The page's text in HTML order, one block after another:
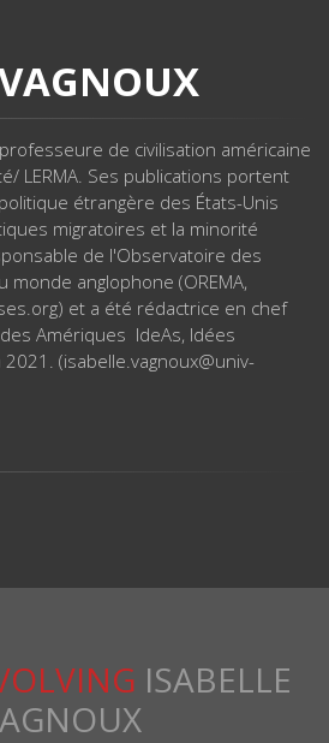
de civilisation américaine
LERMA. Ses publications portent
étrangère des États-Unis
migratoires et la minorité
de l'Observatoire des
anglophone (OREMA,
et a été rédactrice en chef
Amériques IdeAs, Idées
(isabelle.vagnoux@univ-
ISABELLE